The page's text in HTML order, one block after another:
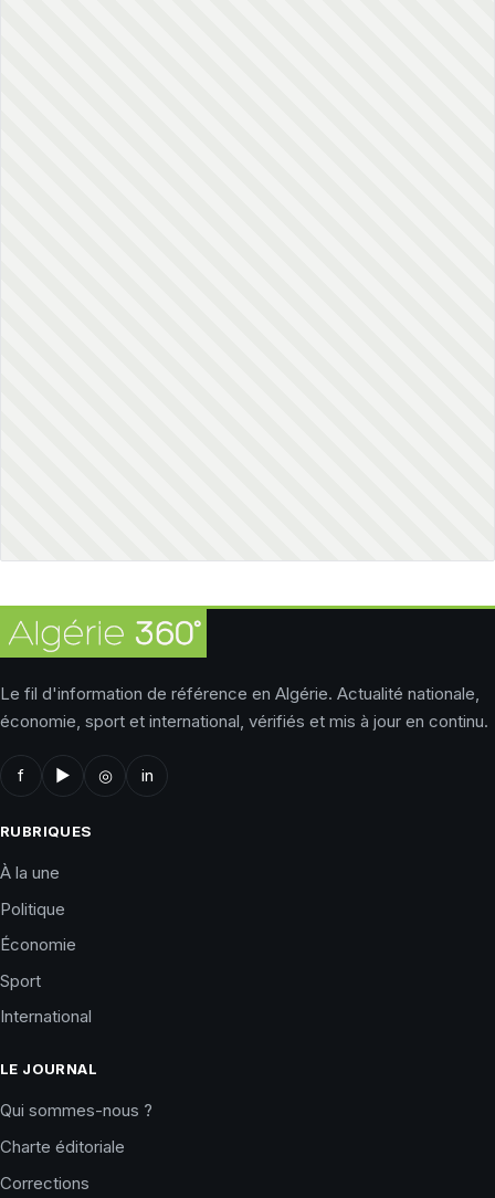
Le fil d'information de référence en Algérie. Actualité nationale,
économie, sport et international, vérifiés et mis à jour en continu.
f ▶ ◎ in
RUBRIQUES
À la une
Politique
Économie
Sport
International
LE JOURNAL
Qui sommes-nous ?
Charte éditoriale
Corrections